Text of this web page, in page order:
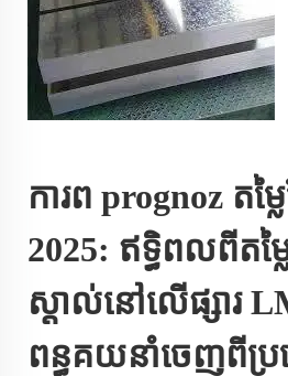
ការព prognoz តម្ល
2025: ឥទ្ធិពលពីតម្
ស្តាល់នៅលើផ្សារ
ពន្ធគយនាំចេញពីប្